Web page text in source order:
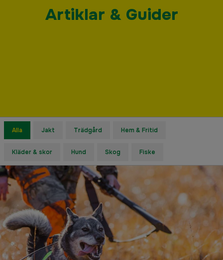
Artiklar & Guider
Alla Jakt Trädgård Hem & Fritid
Kläder & skor Hund Skog Fiske